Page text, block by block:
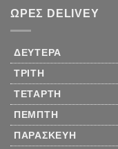
ΏΡΕΣ DELIVEY
ΔΕΥΤΈΡΑ
ΤΡΊΤΗ
ΤΕΤΆΡΤΗ
ΠΈΜΠΤΗ
ΠΑΡΑΣΚΕΥΉ